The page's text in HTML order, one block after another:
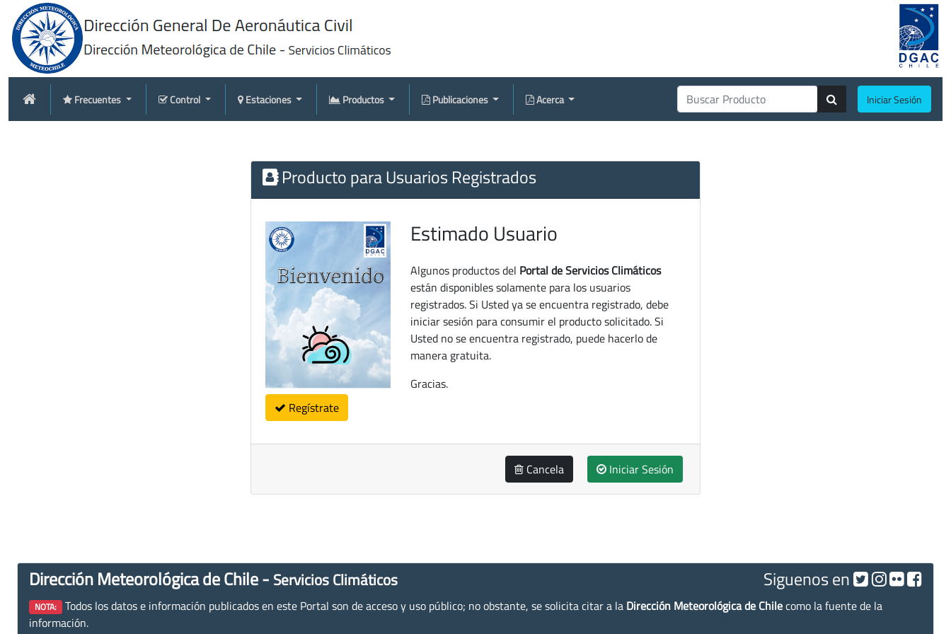
Frecuentes Control Estaciones Productos Publicaciones Acerca Iniciar Sesión
Producto para Usuarios Registrados
Regístrate
Estimado Usuario
Algunos productos del Portal de Servicios Climáticos
están disponibles solamente para los usuarios
registrados. Si Usted ya se encuentra registrado, debe
iniciar sesión para consumir el producto solicitado. Si
Usted no se encuentra registrado, puede hacerlo de
manera gratuita.
Gracias.
Cancela Iniciar Sesión
Dirección Meteorológica de Chile - Servicios Climáticos Siguenos en
NOTA: Todos los datos e información publicados en este Portal son de acceso y uso público; no obstante, se solicita citar a la Dirección Meteorológica de Chilecomo la fuente de la
información.